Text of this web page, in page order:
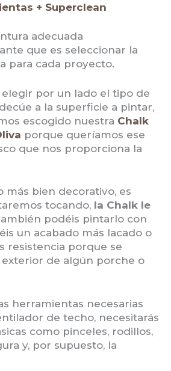
+ Superclean
adecuada
que es seleccionar la
para cada proyecto.
por un lado el tipo de
a la superficie a pintar,
escogido nuestra Chalk
porque queríamos ese
que nos proporciona la
más bien decorativo, es
tocando, la Chalk le
podéis pintarlo con
un acabado más lacado o
resistencia porque se
de algún porche o
herramientas necesarias
de techo, necesitarás
como pinceles, rodillos,
y, por supuesto, la